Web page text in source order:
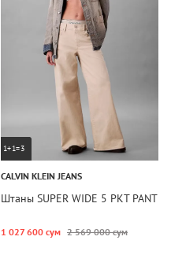
1+1=3
CALVIN KLEIN JEANS
Штаны SUPER WIDE 5 PKT PANT
1 027 600 сум 2 569 000 сум